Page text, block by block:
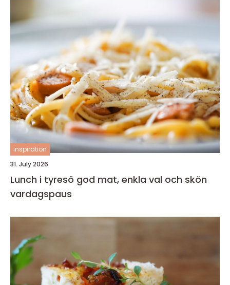
inspiration
31. July 2026
Lunch i tyresö god mat, enkla val och skön
vardagspaus